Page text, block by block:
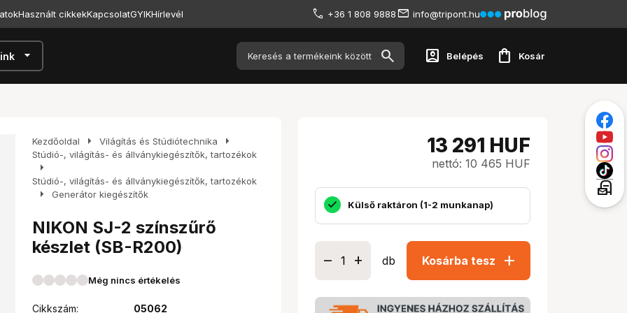
Használt cikkekKapcsolatGYIKHírlevél +36 1 808 9888 info@tripont.hu
arrow_drop_down account_box Belépés shopping_bag Kosár
Kezdőoldal arrow_right Világítás és Stúdiótechnika arrow_right
Stúdió-, világítás- és állványkiegészítők, tartozékok
arrow_right
Stúdió-, világítás- és állványkiegészítők, tartozékok
arrow_right Generátor kiegészítők
NIKON SJ-2 színszűrő
készlet (SB-R200)
Még nincs értékelés
Cikkszám:
05062
13 291 HUF
nettó: 10 465 HUF
Külső raktáron (1-2 munkanap)
db Kosárba tesz add
local_post_office